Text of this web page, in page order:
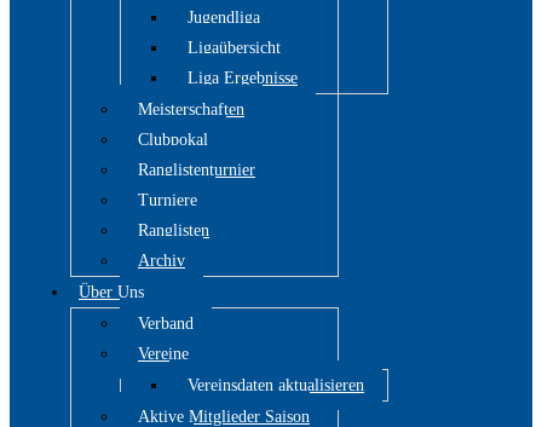
Jugendliga
Ligaübersicht
Liga Ergebnisse
Meisterschaften
Clubpokal
Ranglistenturnier
Turniere
Ranglisten
Archiv
Über Uns
Verband
Vereine
Vereinsdaten aktualisieren
Aktive Mitglieder Saison